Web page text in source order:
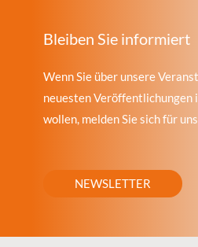
Bleiben Sie informiert
Wenn Sie über unsere
neuesten Veröffentlichungen
wollen, melden Sie sich für
NEWSLETTER